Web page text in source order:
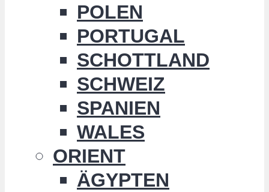
POLEN
PORTUGAL
SCHOTTLAND
SCHWEIZ
SPANIEN
WALES
ORIENT
ÄGYPTEN